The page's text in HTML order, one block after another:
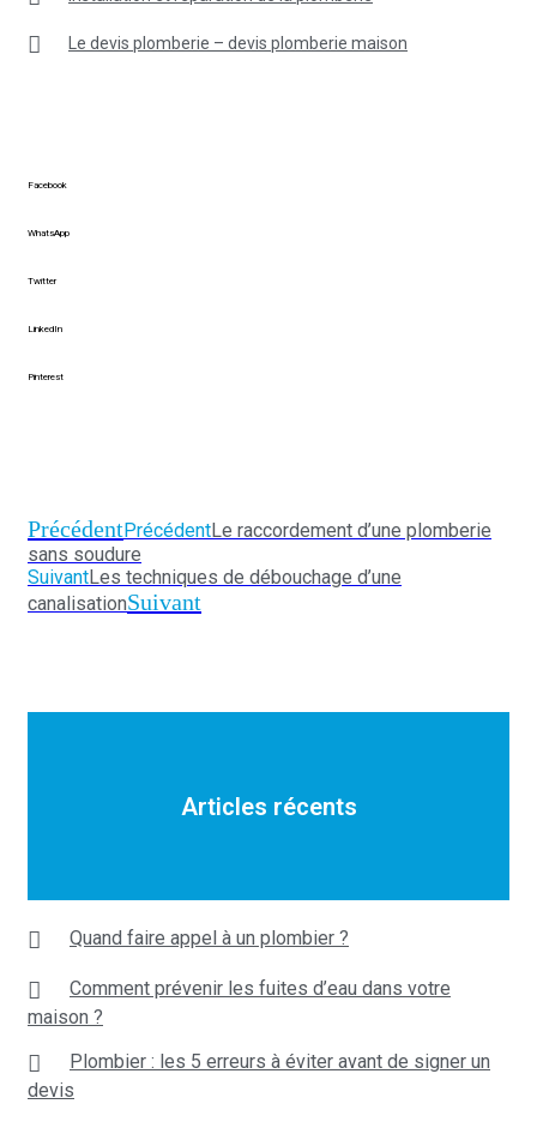
Le devis plomberie – devis plomberie maison
Facebook
WhatsApp
Twitter
LinkedIn
Pinterest
PrécédentPrécédentLe raccordement d’une plomberie
sans soudure
SuivantLes techniques de débouchage d’une
canalisationSuivant
Articles récents
Quand faire appel à un plombier ?
Comment prévenir les fuites d’eau dans votre
maison ?
Plombier : les 5 erreurs à éviter avant de signer un
devis